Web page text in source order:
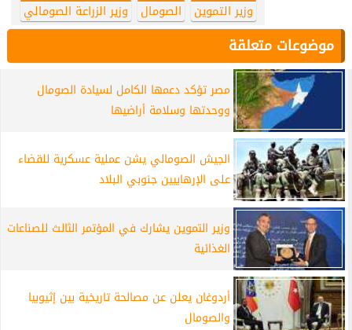
وزير التموين الصومال وزير الزراعة الصومالي
موضوعات متعلقة
مصر تؤكد دعمها الكامل لسيادة الصومال
ووحدتها وسلامة أراضيها
الجيش الصومالي يشن عملية عسكرية للقضاء
على الإرهابيين جنوبي البلاد
وزير التموين يشارك في المؤتمر الثالث للصناعات
الغذائية
أردوغان يعلن عن مصالحة تاريخية بين إثيوبيا
والصومال